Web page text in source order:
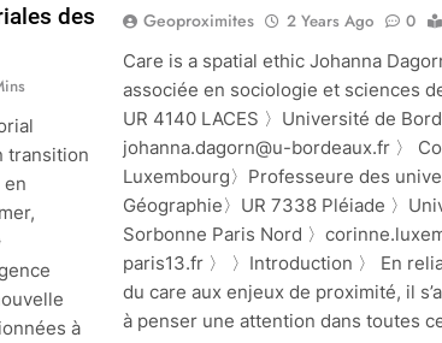
des
transition
en
à
Geoproximites 2 Years Ago 0
Care is a spatial ethic Johanna
associée en sociologie et sciences de
UR 4140 LACES 〉Université de
johanna.dagorn@u-bordeaux.fr 〉
Luxembourg〉Professeure des
Géographie〉UR 7338 Pléiade 〉
Sorbonne Paris Nord 〉
paris13.fr 〉 〉Introduction 〉 En
du care aux enjeux de proximité, il
à penser une attention dans toutes